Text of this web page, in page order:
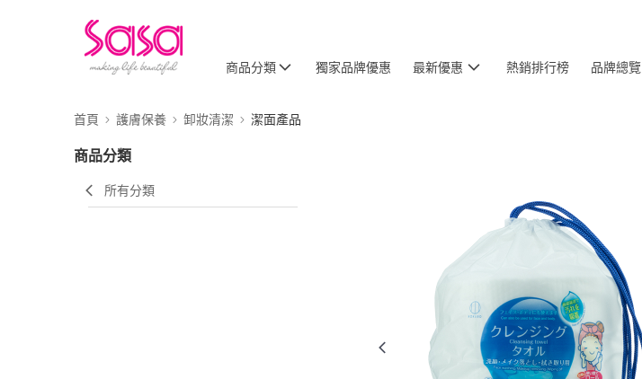
商品分類 獨家品牌優惠 最新優惠 熱銷排行榜 品牌總覽
首頁 護膚保養 卸妝清潔 潔面產品
商品分類
所有分類